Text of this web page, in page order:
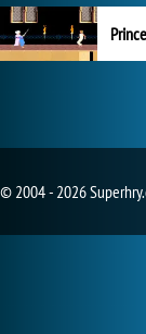
© 2004 - 2026